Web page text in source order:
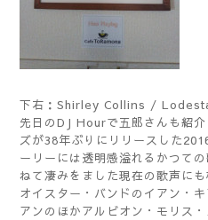
下右：Shirley Collins /
先日のDJ Hourで五郎さんも紹
ズが38年ぶりにリリースした
ーリーには透明感溢れるかつて
ねて凄みをました現在の歌声に
オイスター・バンドのイアン・
アンのほかアルビオン・モリス